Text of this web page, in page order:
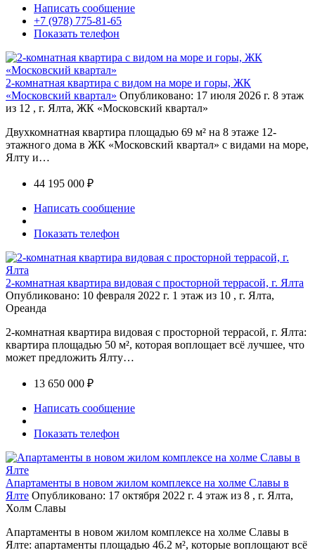
Написать сообщение
+7 (978) 775-81-65
Показать телефон
2-комнатная квартира с видом на море и горы, ЖК
«Московский квартал» Опубликовано: 17 июля 2026 г. 8 этаж
из 12 , г. Ялта, ЖК «Московский квартал»
Двухкомнатная квартира площадью 69 м² на 8 этаже 12-
этажного дома в ЖК «Московский квартал» с видами на море,
Ялту и…
44 195 000 ₽
Написать сообщение
Показать телефон
2-комнатная квартира видовая с просторной террасой, г. Ялта
Опубликовано: 10 февраля 2022 г. 1 этаж из 10 , г. Ялта,
Ореанда
2-комнатная квартира видовая с просторной террасой, г. Ялта:
квартира площадью 50 м², которая воплощает всё лучшее, что
может предложить Ялту…
13 650 000 ₽
Написать сообщение
Показать телефон
Апартаменты в новом жилом комплексе на холме Славы в
Ялте Опубликовано: 17 октября 2022 г. 4 этаж из 8 , г. Ялта,
Холм Славы
Апартаменты в новом жилом комплексе на холме Славы в
Ялте: апартаменты площадью 46.2 м², которые воплощают всё